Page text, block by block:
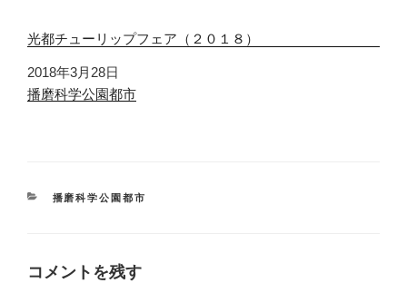
光都チューリップフェア（２０１８）
日付
2018年3月28日
関連理由
播磨科学公園都市
カ
播磨科学公園都市
コメントを残す